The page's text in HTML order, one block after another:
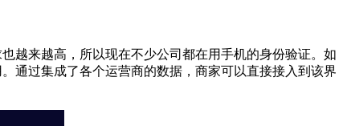
来越高，所以现在不少公司都在用手机的身份验证。如
通过集成了各个运营商的数据，商家可以直接接入到该界